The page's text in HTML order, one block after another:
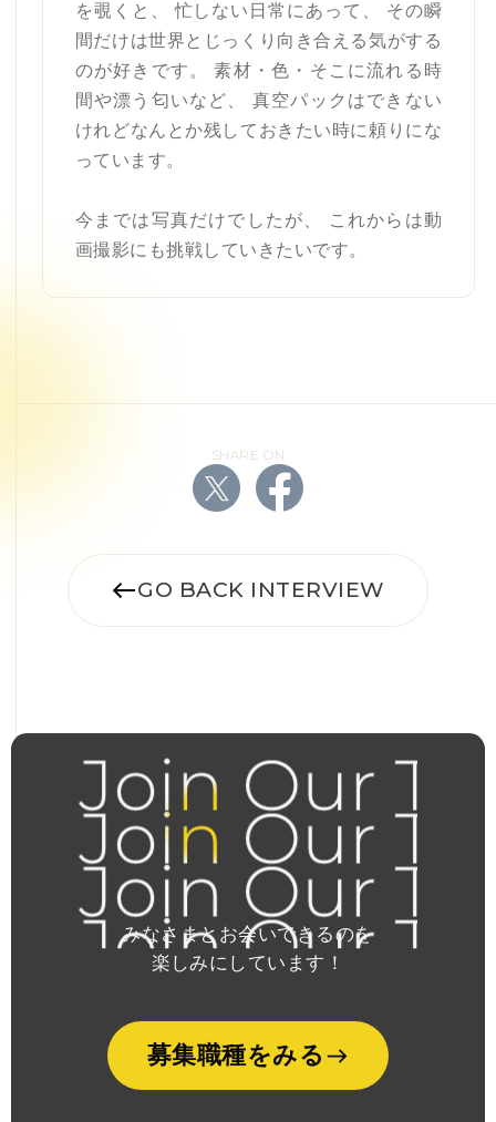
を覗くと、 忙しない日常にあって、 その瞬
間だけは世界とじっくり向き合える気がする
のが好きです。 素材・色・そこに流れる時
間や漂う匂いなど、 真空パックはできない
けれどなんとか残しておきたい時に頼りにな
っています。
今までは写真だけでしたが、 これからは動
画撮影にも挑戦していきたいです。
GO BACK INTERVIEW
SHARE ON
みなさまとお会いできるのを
楽しみにしています！
募集職種をみる